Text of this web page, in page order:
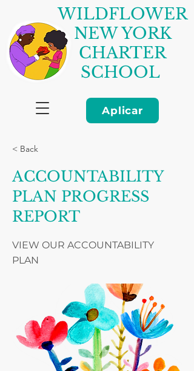
Aplicar
WILDFLOWER
NEW YORK
CHARTER
SCHOOL
< Back
ACCOUNTABILITY
PLAN PROGRESS
REPORT
VIEW OUR ACCOUNTABILITY
PLAN